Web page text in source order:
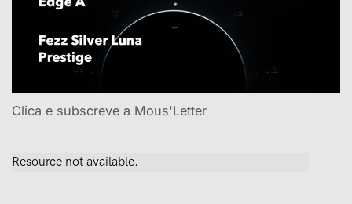
Clica e subscreve a Mous'Letter